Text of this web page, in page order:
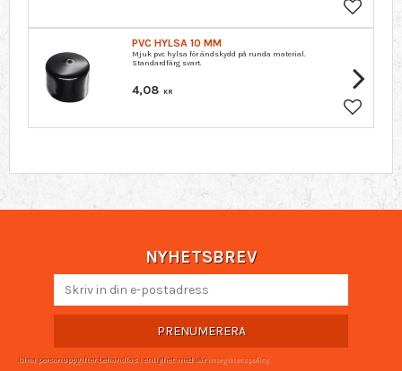
Lägg till
PVC HYLSA 10 MM
Mjuk pvc hylsa för ändskydd på runda material.
Standardfärg svart.
4,08 KR
Lägg till
NYHETSBREV
PRENUMERERA
Dina personuppgifter behandlas i enlighet med vår integritetspolicy.